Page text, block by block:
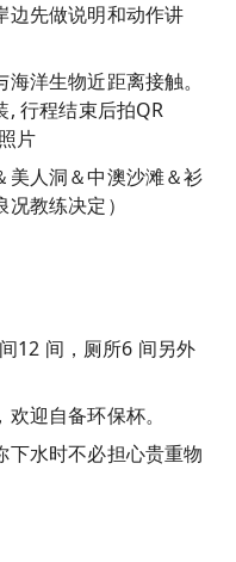
边先做说明和动作讲
洋生物近距离接触。
, 行程结束后拍QR
片
美人洞＆中澳沙滩＆衫
教练决定）
12 间，厕所6 间另外
迎自备环保杯。
下水时不必担心贵重物